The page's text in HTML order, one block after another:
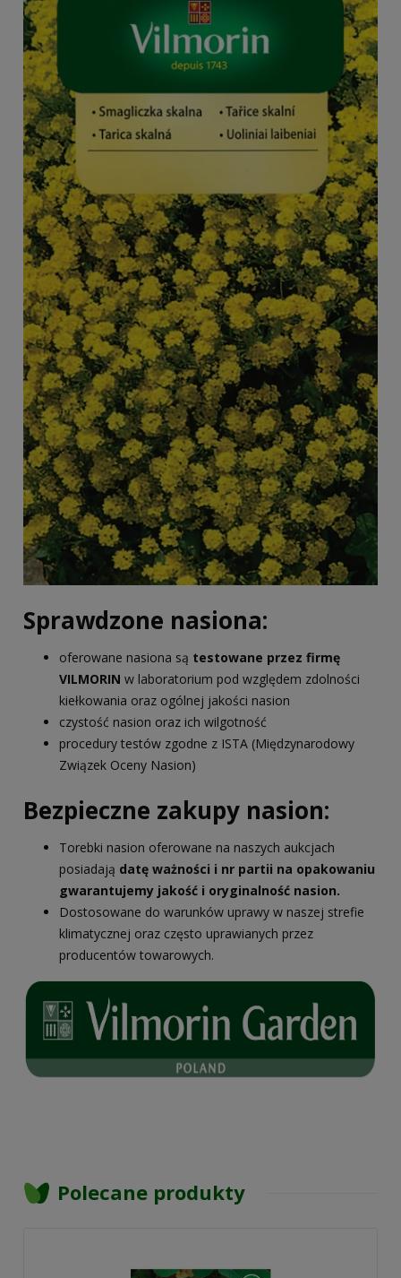
Sprawdzone nasiona:
oferowane nasiona są testowane przez firmę
VILMORIN w laboratorium pod względem zdolności
kiełkowania oraz ogólnej jakości nasion
czystość nasion oraz ich wilgotność
procedury testów zgodne z ISTA (Międzynarodowy
Związek Oceny Nasion)
Bezpieczne zakupy nasion:
Torebki nasion oferowane na naszych aukcjach
posiadają datę ważności i nr partii na opakowaniu
gwarantujemy jakość i oryginalność nasion.
Dostosowane do warunków uprawy w naszej strefie
klimatycznej oraz często uprawianych przez
producentów towarowych.
Polecane produkty